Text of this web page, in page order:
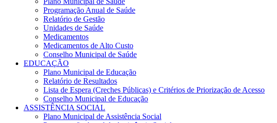
Programação Anual de Saúde
Relatório de Gestão
Unidades de Saúde
Medicamentos
Medicamentos de Alto Custo
Conselho Municipal de Saúde
EDUCAÇÃO
Plano Municipal de Educação
Relatório de Resultados
Lista de Espera (Creches Públicas) e Critérios de Priorização de Acesso
Conselho Municipal de Educação
ASSISTÊNCIA SOCIAL
Plano Municipal de Assistência Social